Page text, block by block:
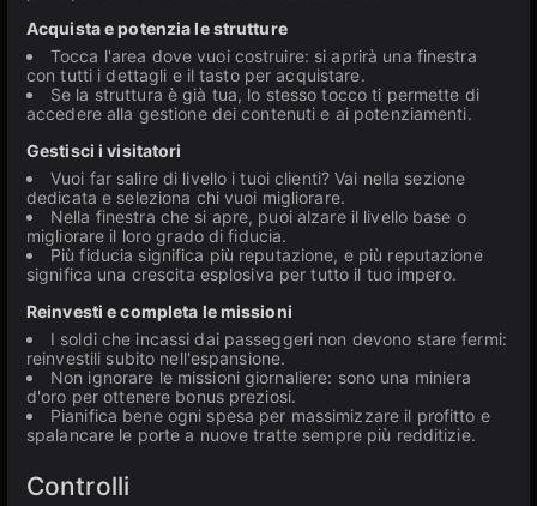
Acquista e potenzia le strutture
Tocca l'area dove vuoi costruire: si aprirà una finestra
con tutti i dettagli e il tasto per acquistare.
Se la struttura è già tua, lo stesso tocco ti permette di
accedere alla gestione dei contenuti e ai potenziamenti.
Gestisci i visitatori
Vuoi far salire di livello i tuoi clienti? Vai nella sezione
dedicata e seleziona chi vuoi migliorare.
Nella finestra che si apre, puoi alzare il livello base o
migliorare il loro grado di fiducia.
Più fiducia significa più reputazione, e più reputazione
significa una crescita esplosiva per tutto il tuo impero.
Reinvesti e completa le missioni
I soldi che incassi dai passeggeri non devono stare fermi:
reinvestili subito nell'espansione.
Non ignorare le missioni giornaliere: sono una miniera
d'oro per ottenere bonus preziosi.
Pianifica bene ogni spesa per massimizzare il profitto e
spalancare le porte a nuove tratte sempre più redditizie.
Controlli